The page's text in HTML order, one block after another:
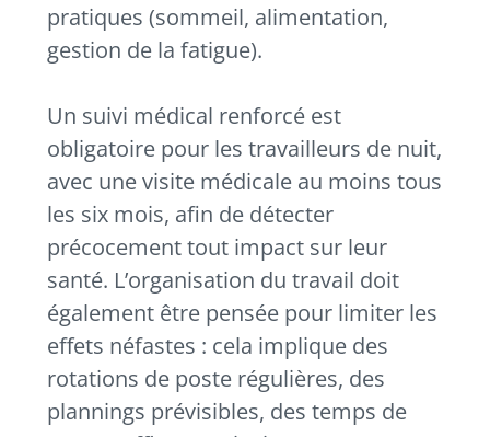
pratiques (sommeil, alimentation,
gestion de la fatigue).
Un suivi médical renforcé est
obligatoire pour les travailleurs de nuit,
avec une visite médicale au moins tous
les six mois, afin de détecter
précocement tout impact sur leur
santé. L’organisation du travail doit
également être pensée pour limiter les
effets néfastes : cela implique des
rotations de poste régulières, des
plannings prévisibles, des temps de